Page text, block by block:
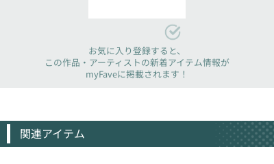
お気に入り登録すると、
この作品・アーティストの新着アイテム情報が
myFaveに掲載されます！
関連アイテム